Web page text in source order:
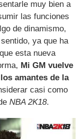
muy bien a
las funciones
de dinamismo,
ya que ha
esta nueva
Mi GM vuelve
amantes de la
casi como
NBA 2K18.